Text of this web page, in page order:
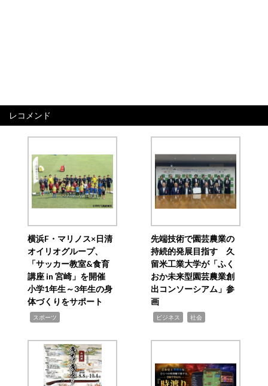
レコメンド
横浜F・マリノス×日清
オイリオグループ、
「サッカー教室&食育
講座 in 宮崎」を開催
小学1年生～3年生の身
体づくりをサポート
スポーツ
先端技術で園芸農業の
持続的発展目指す 久
留米工業大学が「ふく
おか未来型園芸農業創
出コンソーシアム」参
画
ビジネス 社会